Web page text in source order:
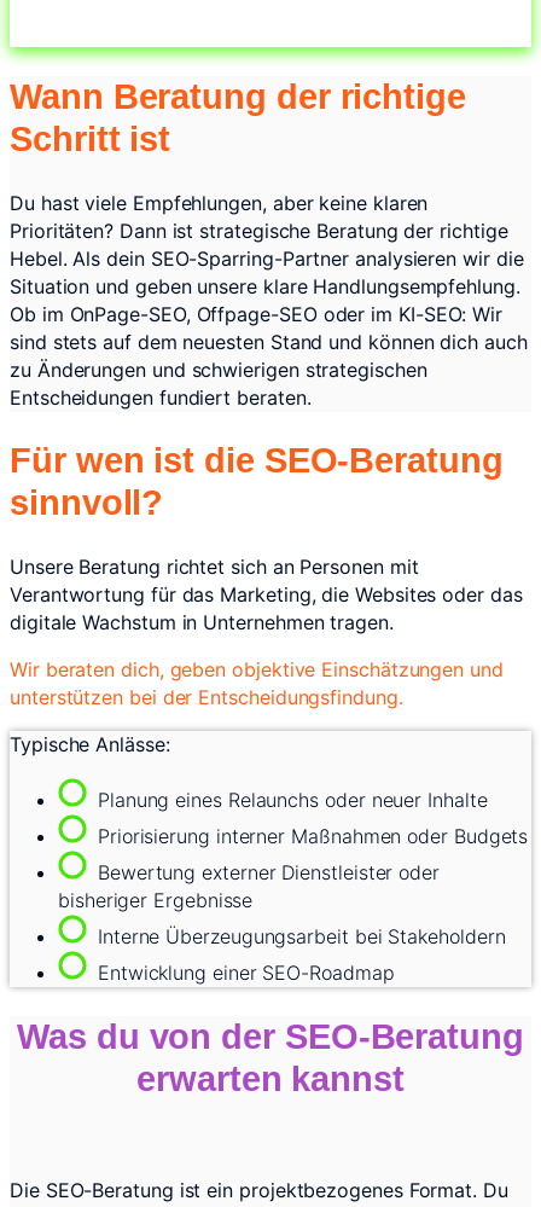
Wann Beratung der richtige
Schritt ist
Du hast viele Empfehlungen, aber keine klaren
Prioritäten? Dann ist strategische Beratung der richtige
Hebel. Als dein SEO-Sparring-Partner analysieren wir die
Situation und geben unsere klare Handlungsempfehlung.
Ob im OnPage-SEO, Offpage-SEO oder im KI-SEO: Wir
sind stets auf dem neuesten Stand und können dich auch
zu Änderungen und schwierigen strategischen
Entscheidungen fundiert beraten.
Für wen ist die SEO-Beratung
sinnvoll?
Unsere Beratung richtet sich an Personen mit
Verantwortung für das Marketing, die Websites oder das
digitale Wachstum in Unternehmen tragen.
Wir beraten dich, geben objektive Einschätzungen und
unterstützen bei der Entscheidungsfindung.
Typische Anlässe:
Planung eines Relaunchs oder neuer Inhalte
Priorisierung interner Maßnahmen oder Budgets
Bewertung externer Dienstleister oder
bisheriger Ergebnisse
Interne Überzeugungsarbeit bei Stakeholdern
Entwicklung einer SEO-Roadmap
Was du von der SEO-Beratung
erwarten kannst
Die SEO-Beratung ist ein projektbezogenes Format. Du